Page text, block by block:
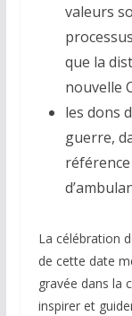
valeurs
que la
nouvelle
les dons
guerre,
La célébration
de cette date
gravée dans la
inspirer et